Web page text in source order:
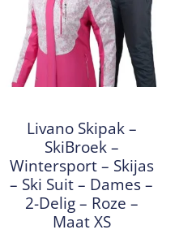
Livano Skipak –
SkiBroek –
Wintersport – Skijas
– Ski Suit – Dames –
2-Delig – Roze –
Maat XS